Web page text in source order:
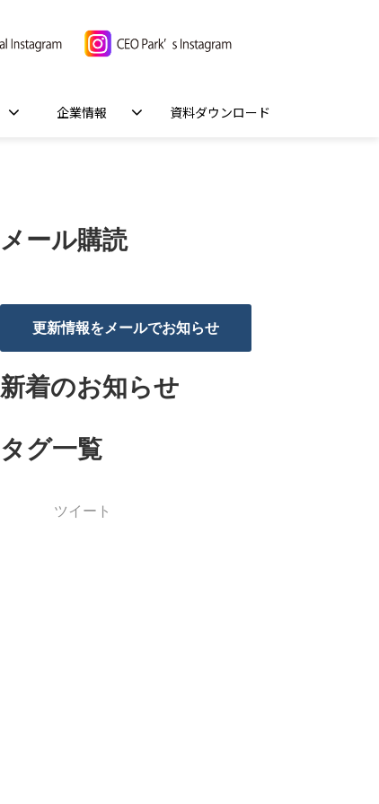
企業情報 資料ダウンロード
メール購読
更新情報をメールでお知らせ
新着のお知らせ
タグ一覧
ツイート